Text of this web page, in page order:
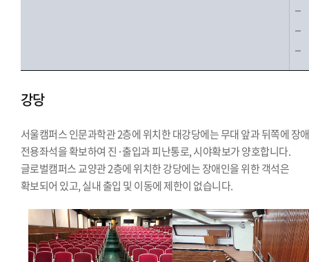
강당
서울캠퍼스 인문과학관 2층에 위치한 대강당에는 무대 앞과 뒤쪽에 장
전용좌석을 확보하여 진·출입과 피난통로, 시야확보가 양호합니다.
글로벌캠퍼스 교양관 2층에 위치한 강당에는 장애인을 위한 객석은
확보되어 있고, 실내 출입 및 이동에 제한이 없습니다.